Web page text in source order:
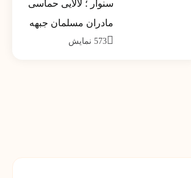
کشور تیر ماه 1390
سنوار ؛ لالایی حماسی
مادران مسلمان جبهه
مقاومت خواهد شد
573 نمایش